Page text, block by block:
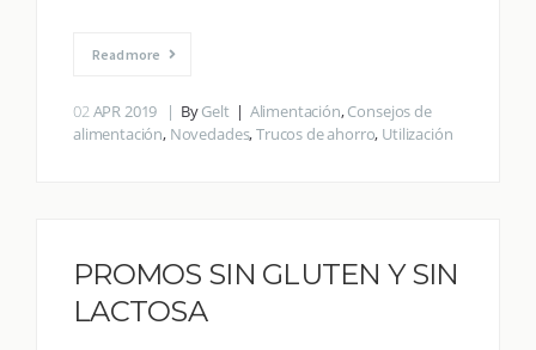
Read more
02APR 2019 ByGelt Alimentación,Consejos de
alimentación, Novedades,Trucos de ahorro, Utilización
PROMOS SIN GLUTEN Y SIN
LACTOSA